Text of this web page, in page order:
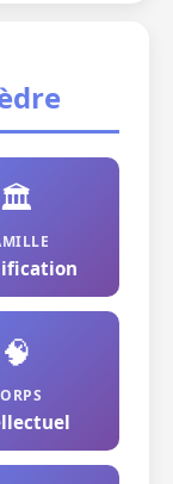
🏛️
🧠